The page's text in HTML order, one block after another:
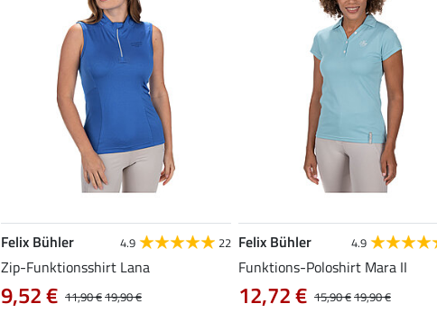
Felix Bühler 4.9 22
Zip-Funktionsshirt Lana
11,90 €19,90 €
9,52 €
Felix Bühler 4.9
Funktions-Poloshirt Mara II
15,90 €19,90 €
12,72 €